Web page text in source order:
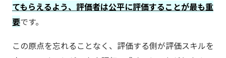
てもらえるよう、評価者は公平に評価することが最も重
要です。
この原点を忘れることなく、評価する側が評価スキルを